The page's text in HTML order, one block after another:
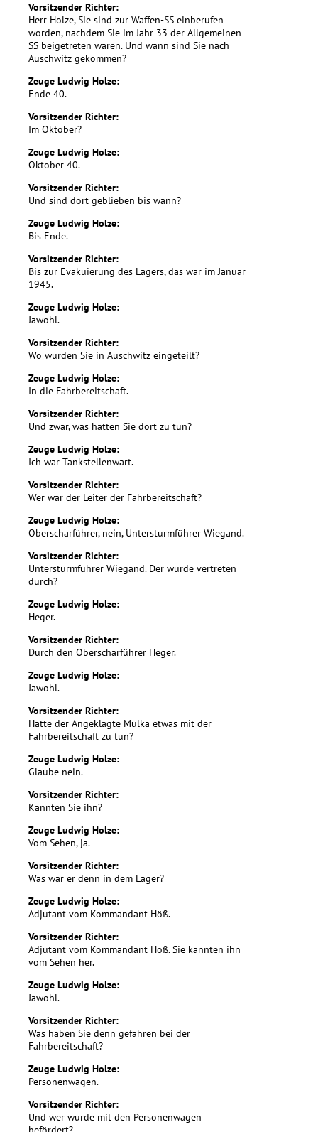
Vorsitzender Richter:
Herr Holze, Sie sind zur Waffen-SS einberufen
worden, nachdem Sie im Jahr 33 der Allgemeinen
SS beigetreten waren. Und wann sind Sie nach
Auschwitz gekommen?
Zeuge Ludwig Holze:
Ende 40.
Vorsitzender Richter:
Im Oktober?
Zeuge Ludwig Holze:
Oktober 40.
Vorsitzender Richter:
Und sind dort geblieben bis wann?
Zeuge Ludwig Holze:
Bis Ende.
Vorsitzender Richter:
Bis zur Evakuierung des Lagers, das war im Januar
1945.
Zeuge Ludwig Holze:
Jawohl.
Vorsitzender Richter:
Wo wurden Sie in Auschwitz eingeteilt?
Zeuge Ludwig Holze:
In die Fahrbereitschaft.
Vorsitzender Richter:
Und zwar, was hatten Sie dort zu tun?
Zeuge Ludwig Holze:
Ich war Tankstellenwart.
Vorsitzender Richter:
Wer war der Leiter der Fahrbereitschaft?
Zeuge Ludwig Holze:
Oberscharführer, nein, Untersturmführer Wiegand.
Vorsitzender Richter:
Untersturmführer Wiegand. Der wurde vertreten
durch?
Zeuge Ludwig Holze:
Heger.
Vorsitzender Richter:
Durch den Oberscharführer Heger.
Zeuge Ludwig Holze:
Jawohl.
Vorsitzender Richter:
Hatte der Angeklagte Mulka etwas mit der
Fahrbereitschaft zu tun?
Zeuge Ludwig Holze:
Glaube nein.
Vorsitzender Richter:
Kannten Sie ihn?
Zeuge Ludwig Holze:
Vom Sehen, ja.
Vorsitzender Richter:
Was war er denn in dem Lager?
Zeuge Ludwig Holze:
Adjutant vom Kommandant Höß.
Vorsitzender Richter:
Adjutant vom Kommandant Höß. Sie kannten ihn
vom Sehen her.
Zeuge Ludwig Holze:
Jawohl.
Vorsitzender Richter:
Was haben Sie denn gefahren bei der
Fahrbereitschaft?
Zeuge Ludwig Holze:
Personenwagen.
Vorsitzender Richter:
Und wer wurde mit den Personenwagen